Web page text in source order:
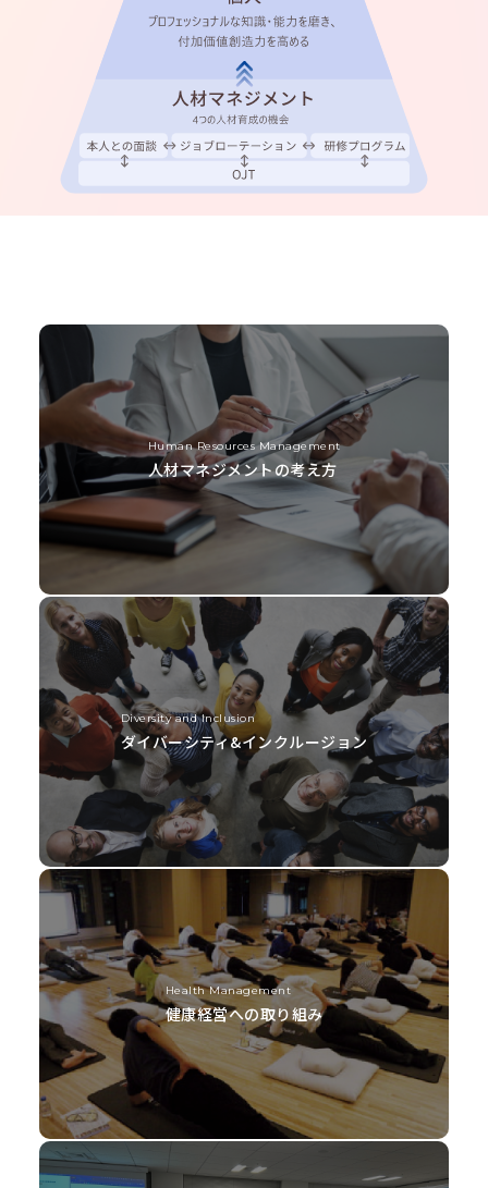
Human Resources Management
人材マネジメントの考え方
Diversity and Inclusion
ダイバーシティ&インクルージョン
Health Management
健康経営への取り組み